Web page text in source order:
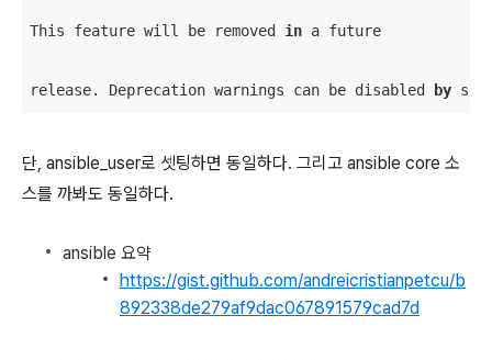
This feature will be removed in a future
release. Deprecation warnings can be disabled by
단, ansible_user로 셋팅하면 동일하다. 그리고 ansible core 소
스를 까봐도 동일하다.
ansible 요약
https://gist.github.com/andreicristianpetcu/b
892338de279af9dac067891579cad7d